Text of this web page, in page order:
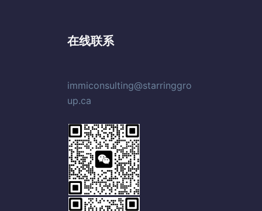
在线联系
immiconsulting@starringgro
up.ca